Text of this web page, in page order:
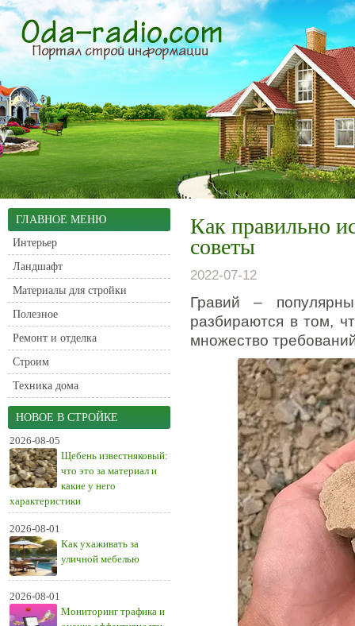
ГЛАВНОЕ МЕНЮ
Интерьер
Ландшафт
Материалы для стройки
Полезное
Ремонт и отделка
Строим
Техника дома
НОВОЕ В СТРОЙКЕ
2026-08-05
Щебень известняковый:
что это за материал и
какие у него
характеристики
2026-08-01
Как ухаживать за
уличной мебелью
2026-08-01
Мониторинг трафика и
Как правильно
советы
2022-07-12
Гравий –
разбираются в том,
множество